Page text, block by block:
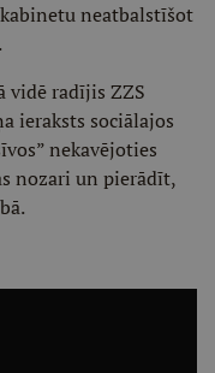
neatbalstīšot
vidē radījis ZZS
ieraksts sociālajos
nekavējoties
nozari un pierādīt,